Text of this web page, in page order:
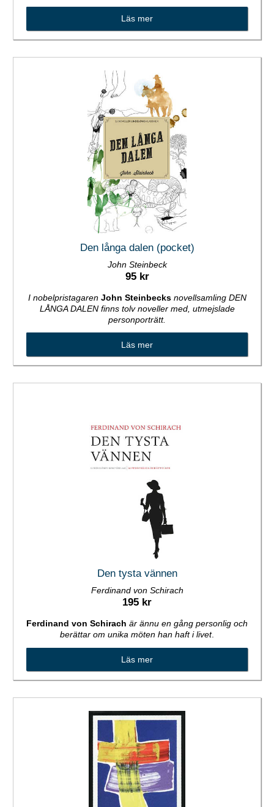
Läs mer
Den långa dalen (pocket)
John Steinbeck
95 kr
I nobelpristagaren John Steinbecks novellsamling DEN
LÅNGA DALEN finns tolv noveller med, utmejslade
personporträtt.
Läs mer
Den tysta vännen
Ferdinand von Schirach
195 kr
Ferdinand von Schirach är ännu en gång personlig och
berättar om unika möten han haft i livet.
Läs mer